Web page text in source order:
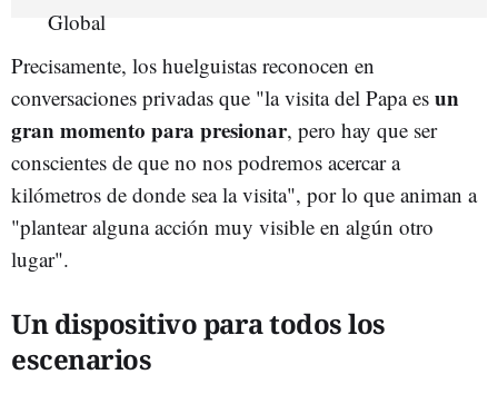
Precisamente, los huelguistas reconocen en
conversaciones privadas que "la visita del Papa es un
gran momento para presionar, pero hay que ser
conscientes de que no nos podremos acercar a
kilómetros de donde sea la visita", por lo que animan a
"plantear alguna acción muy visible en algún otro
lugar".
Un dispositivo para todos los
escenarios